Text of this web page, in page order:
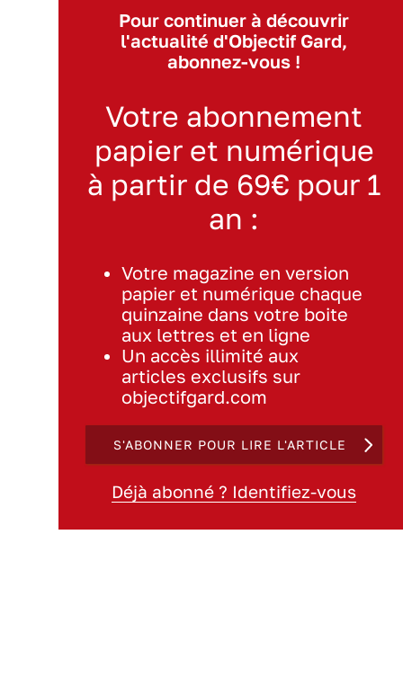
Pour continuer à découvrir
l'actualité d'Objectif Gard,
abonnez-vous !
Votre abonnement
papier et numérique
à partir de 69€ pour 1
an :
Votre magazine en version
papier et numérique chaque
quinzaine dans votre boite
aux lettres et en ligne
Un accès illimité aux
articles exclusifs sur
objectifgard.com
S'ABONNER POUR LIRE L'ARTICLE
Déjà abonné ? Identifiez-vous